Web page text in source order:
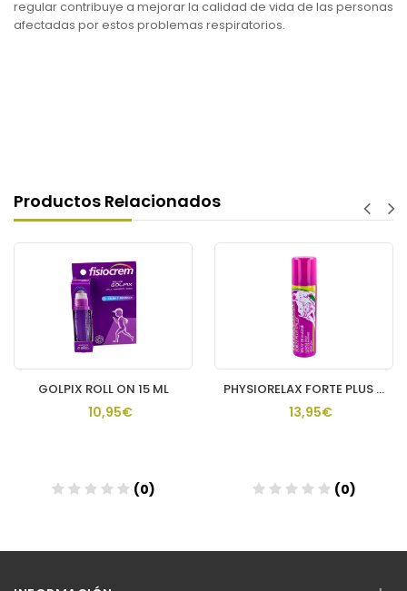
regular contribuye a mejorar la calidad de vida de las personas
afectadas por estos problemas respiratorios.
Productos Relacionados
GOLPIX ROLL ON 15 ML
10,95€
(0)
PHYSIORELAX FORTE PLUS SPRAY 1 ENVASE 150 ML
13,95€
(0)